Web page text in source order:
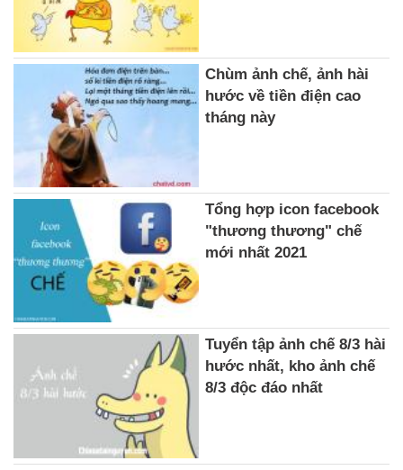
Chùm ảnh chế, ảnh hài
hước về tiền điện cao
tháng này
Tổng hợp icon facebook
"thương thương" chế
mới nhất 2021
Tuyển tập ảnh chế 8/3 hài
hước nhất, kho ảnh chế
8/3 độc đáo nhất